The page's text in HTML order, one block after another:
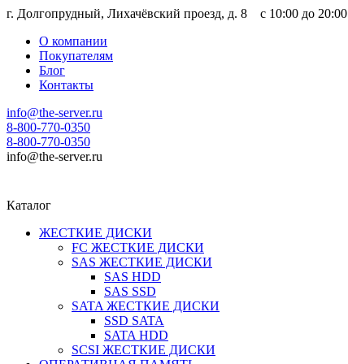
г. Долгопрудный, Лихачёвский проезд, д. 8 c 10:00 до 20:00
О компании
Покупателям
Блог
Контакты
info@the-server.ru
8-800-770-0350
8-800-770-0350
info@the-server.ru
Каталог
ЖЕСТКИЕ ДИСКИ
FC ЖЕСТКИЕ ДИСКИ
SAS ЖЕСТКИЕ ДИСКИ
SAS HDD
SAS SSD
SATA ЖЕСТКИЕ ДИСКИ
SSD SATA
SATA HDD
SCSI ЖЕСТКИЕ ДИСКИ